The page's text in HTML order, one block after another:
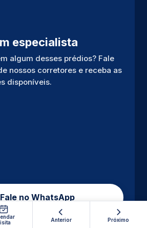
Anterior Próximo
especialista
algum desses prédios? Fale
nossos corretores e receba as
disponíveis.
Fale no WhatsApp